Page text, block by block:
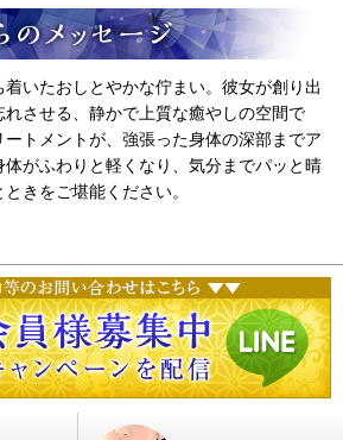
いたおしとやかな佇まい。彼女が創り出
させる、静かで上質な癒やしの空間で
トメントが、強張った身体の深部までア
がふわりと軽くなり、気分までパッと晴
きをご堪能ください。